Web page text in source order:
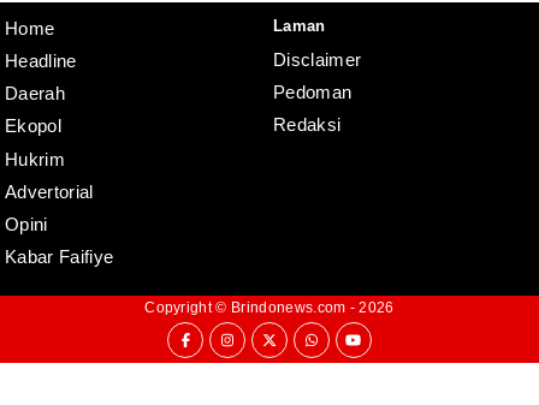
Home
Headline
Daerah
Ekopol
Hukrim
Advertorial
Opini
Kabar Faifiye
Laman
Disclaimer
Pedoman
Redaksi
Copyright © Brindonews.com - 2026